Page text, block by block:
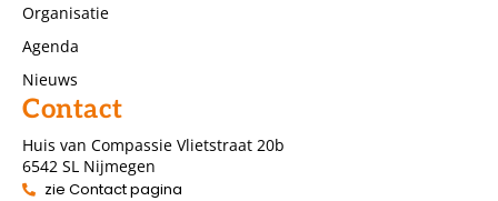
Organisatie
Agenda
Nieuws
Contact
Huis van Compassie Vlietstraat 20b
6542 SL Nijmegen
zie Contact pagina